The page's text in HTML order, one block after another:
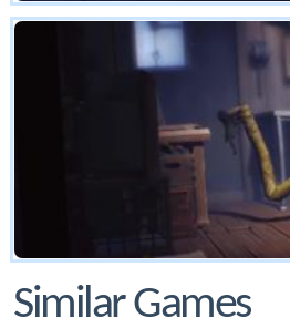
Similar Games